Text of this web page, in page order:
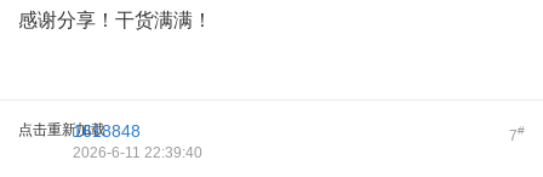
感谢分享！干货满满！
点击重新加载 7#
1618848
2026-6-11 22:39:40